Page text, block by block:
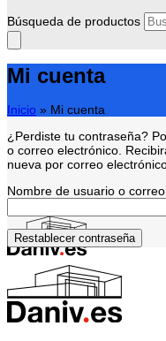
Búsqueda de productos
Mi cuenta
Inicio » Mi cuenta
¿Perdiste tu contraseña?
o correo electrónico.
nueva por correo
Nombre de usuario o
Restablecer contraseña